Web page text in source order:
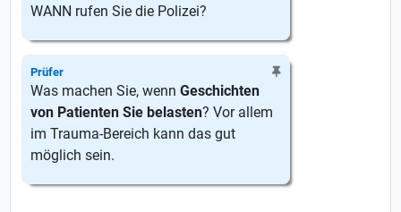
WANN rufen Sie die Polizei?
Prüfer
Was machen Sie, wennGeschichten
von Patienten Sie belasten? Vor allem
im Trauma-Bereich kann das gut
möglich sein.